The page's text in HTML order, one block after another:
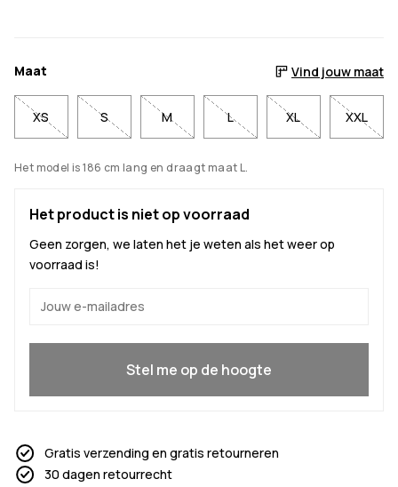
Maat Vind jouw maat
XS S M L XL XXL
Het model is 186 cm lang en draagt maat L.
Het product is niet op voorraad
Geen zorgen, we laten het je weten als het weer op
voorraad is!
Stel me op de hoogte
Gratis verzending en gratis retourneren
30 dagen retourrecht